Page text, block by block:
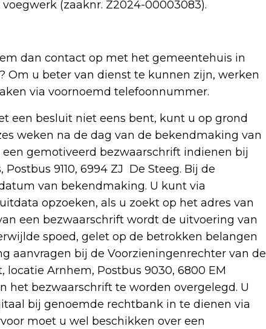
(zaaknr. Z2024-00003083).
dan contact op met het gemeentehuis in
Om u beter van dienst te kunnen zijn, werken
via voornoemd telefoonnummer.
een besluit niet eens bent, kunt u op grond
weken na de dag van de bekendmaking van
gemotiveerd bezwaarschrift indienen bij
9110, 6994 ZJ De Steeg. Bij de
van bekendmaking. U kunt via
opzoeken, als u zoekt op het adres van
een bezwaarschrift wordt de uitvoering van
spoed, gelet op de betrokken belangen
aanvragen bij de Voorzieningenrechter van de
Arnhem, Postbus 9030, 6800 EM
het bezwaarschrift te worden overgelegd. U
bij genoemde rechtbank in te dienen via
moet u wel beschikken over een